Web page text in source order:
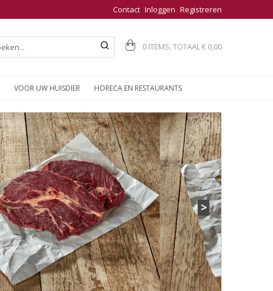
Contact Inloggen Registreren
0 ITEMS, TOTAAL€ 0,00
VOOR UW HUISDIER HORECA EN RESTAURANTS
>